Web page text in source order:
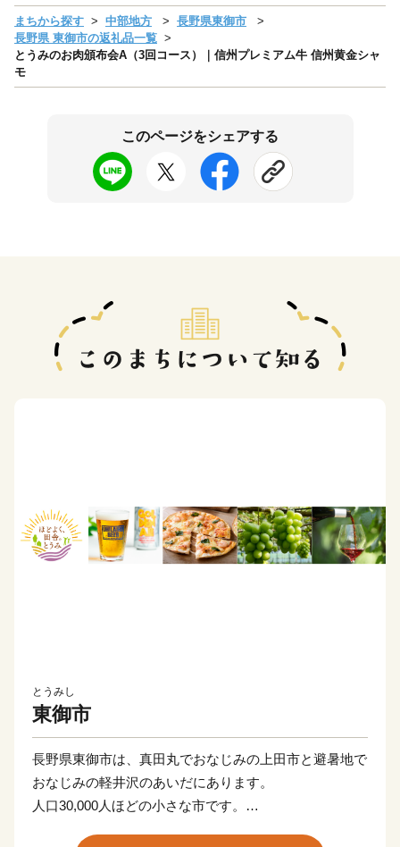
まちから探す 中部地方
長野県東御市
長野県 東御市の返礼品一覧
とうみのお肉頒布会A（3回コース）｜信州プレミアム牛 信州黄金シャ
モ
このページをシェアする
とうみし
東御市
長野県東御市は、真田丸でおなじみの上田市と避暑地で
おなじみの軽井沢のあいだにあります。
人口30,000人ほどの小さな市です。